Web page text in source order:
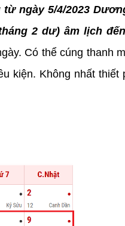
từ ngày 5/4/2023
2 dư) âm lịch
Có thể cúng thanh
kiện. Không nhất thiết